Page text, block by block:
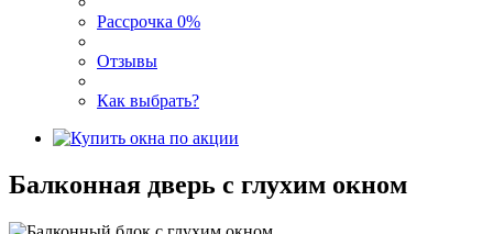
Рассрочка 0%
Отзывы
Как выбрать?
Балконная дверь с глухим окном